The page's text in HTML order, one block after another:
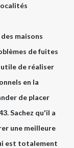
maisons
de fuites
de réaliser
en la
de placer
Sachez qu'il a
une meilleure
est totalement